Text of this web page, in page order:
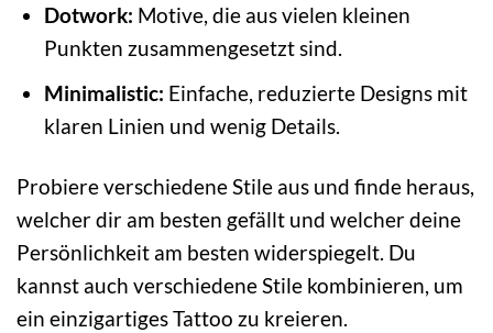
Dotwork: Motive, die aus vielen kleinen
Punkten zusammengesetzt sind.
Minimalistic: Einfache, reduzierte Designs mit
klaren Linien und wenig Details.
Probiere verschiedene Stile aus und finde heraus,
welcher dir am besten gefällt und welcher deine
Persönlichkeit am besten widerspiegelt. Du
kannst auch verschiedene Stile kombinieren, um
ein einzigartiges Tattoo zu kreieren.